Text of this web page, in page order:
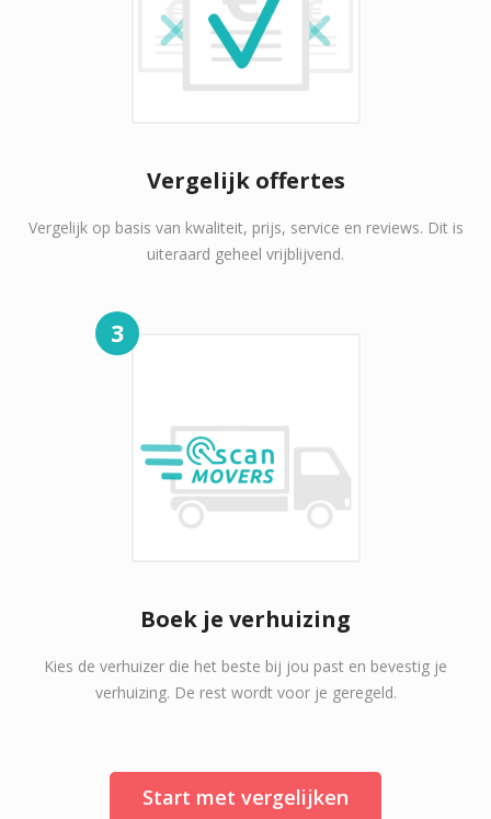
Vergelijk offertes
Vergelijk op basis van kwaliteit, prijs, service en reviews. Dit is
uiteraard geheel vrijblijvend.
3
Boek je verhuizing
Kies de verhuizer die het beste bij jou past en bevestig je
verhuizing. De rest wordt voor je geregeld.
Start met vergelijken